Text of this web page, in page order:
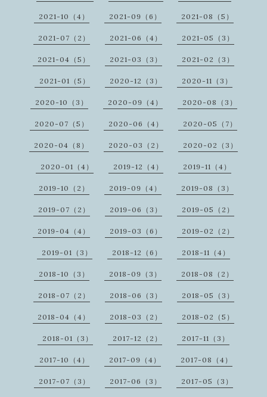
2021-10（4） 2021-09（6） 2021-08（5）
2021-07（2） 2021-06（4） 2021-05（3）
2021-04（5） 2021-03（3） 2021-02（3）
2021-01（5） 2020-12（3） 2020-11（3）
2020-10（3） 2020-09（4） 2020-08（3）
2020-07（5） 2020-06（4） 2020-05（7）
2020-04（8） 2020-03（2） 2020-02（3）
2020-01（4） 2019-12（4） 2019-11（4）
2019-10（2） 2019-09（4） 2019-08（3）
2019-07（2） 2019-06（3） 2019-05（2）
2019-04（4） 2019-03（6） 2019-02（2）
2019-01（3） 2018-12（6） 2018-11（4）
2018-10（3） 2018-09（3） 2018-08（2）
2018-07（2） 2018-06（3） 2018-05（3）
2018-04（4） 2018-03（2） 2018-02（5）
2018-01（3） 2017-12（2） 2017-11（3）
2017-10（4） 2017-09（4） 2017-08（4）
2017-07（3） 2017-06（3） 2017-05（3）